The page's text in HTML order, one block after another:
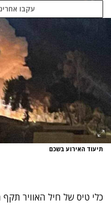
עקבו
תיעוד האירוע בשכם
כלי טיס של חיל האוויר